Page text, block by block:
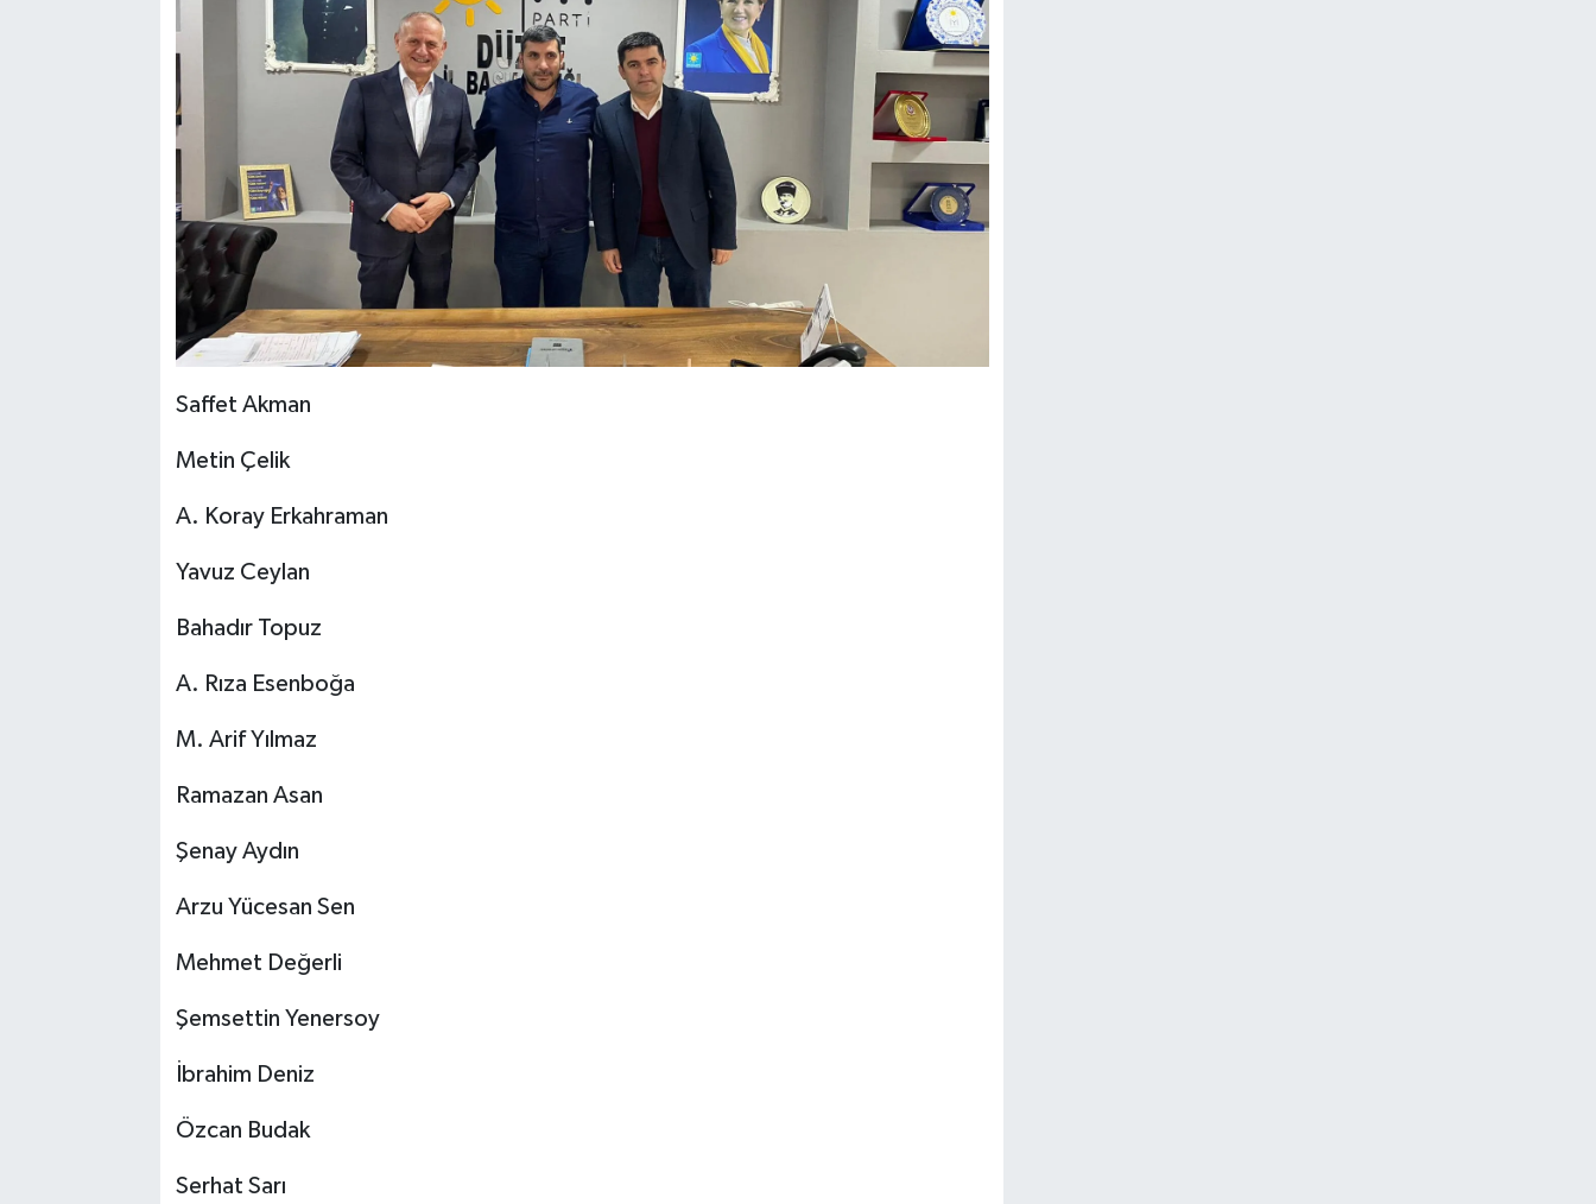
Saffet Akman
Metin Çelik
A. Koray Erkahraman
Yavuz Ceylan
Bahadır Topuz
A. Rıza Esenboğa
M. Arif Yılmaz
Ramazan Asan
Şenay Aydın
Arzu Yücesan Sen
Mehmet Değerli
Şemsettin Yenersoy
İbrahim Deniz
Özcan Budak
Serhat Sarı